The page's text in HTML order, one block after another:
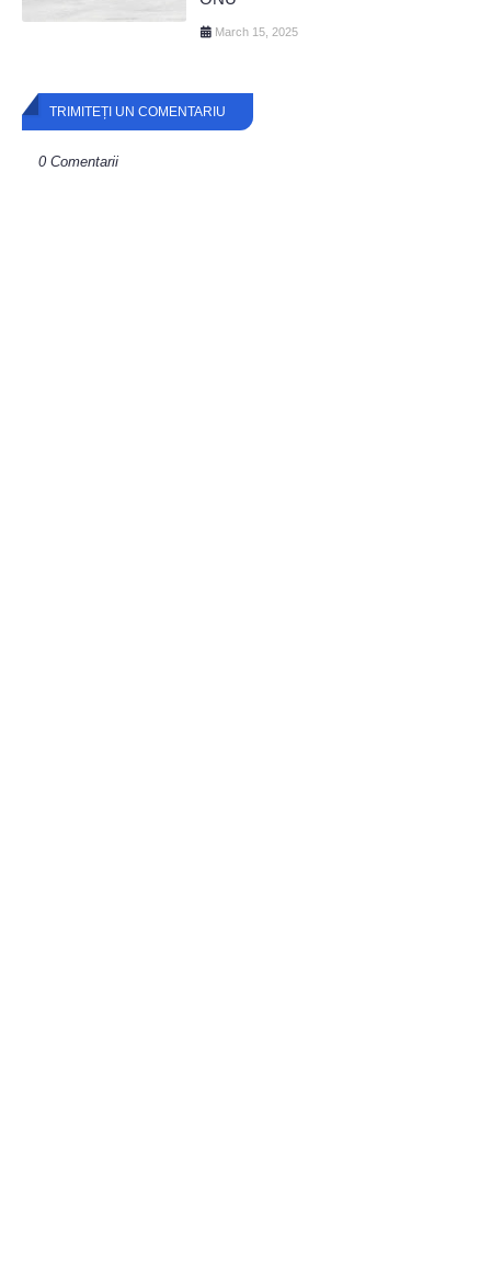
March 15, 2025
TRIMITEȚI UN COMENTARIU
0 Comentarii